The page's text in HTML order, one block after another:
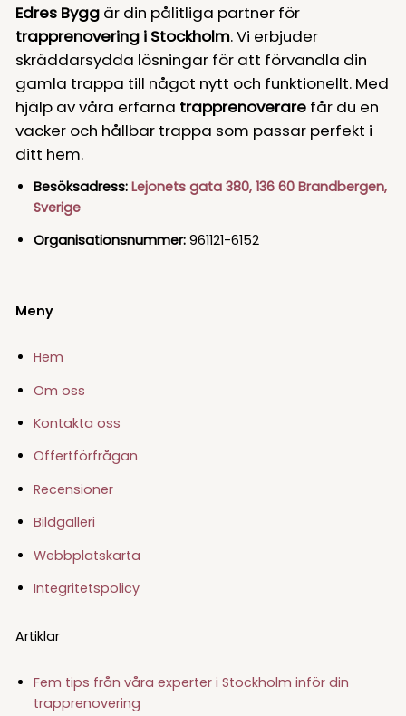
Edres Byggär din pålitliga partner för
trapprenovering i Stockholm. Vi erbjuder
skräddarsydda lösningar för att förvandla din
gamla trappa till något nytt och funktionellt. Med
hjälp av våra erfarna trapprenoverarefår du en
vacker och hållbar trappa som passar perfekt i
ditt hem.
Besöksadress: Lejonets gata 380, 136 60 Brandbergen,
Sverige
Organisationsnummer: 961121-6152
Meny
Hem
Om oss
Kontakta oss
Offertförfrågan
Recensioner
Bildgalleri
Webbplatskarta
Integritetspolicy
Artiklar
Fem tips från våra experter i Stockholm inför din
trapprenovering